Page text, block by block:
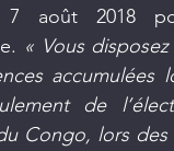
7 août 2018
« Vous
accumulées
de
Congo, lors des